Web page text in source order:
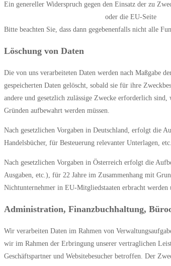
Ein genereller Widerspruch gegen den Einsatz der zu
oder die EU-Seite
Bitte beachten Sie, dass dann gegebenenfalls nicht alle
Löschung von Daten
Die von uns verarbeiteten Daten werden nach Maßgabe
gespeicherten Daten gelöscht, sobald sie für ihre
andere und gesetzlich zulässige Zwecke erforderlich
Gründen aufbewahrt werden müssen.
Nach gesetzlichen Vorgaben in Deutschland, erfolgt die
Handelsbücher, für Besteuerung relevanter Unterlagen,
Nach gesetzlichen Vorgaben in Österreich erfolgt die
Ausgaben, etc.), für 22 Jahre im Zusammenhang mit
Nichtunternehmer in EU-Mitgliedstaaten erbracht
Administration, Finanzbuchhaltung,
Wir verarbeiten Daten im Rahmen von
wir im Rahmen der Erbringung unserer vertraglichen
Geschäftspartner und Websitebesucher betroffen. Der